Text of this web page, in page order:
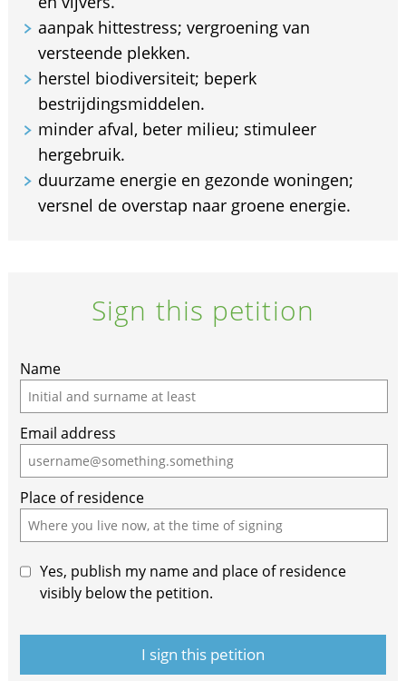
aanpak hittestress; vergroening van
versteende plekken.
herstel biodiversiteit; beperk
bestrijdingsmiddelen.
minder afval, beter milieu; stimuleer
hergebruik.
duurzame energie en gezonde woningen;
versnel de overstap naar groene energie.
Sign this petition
Name
Email address
Place of residence
Yes, publish my name and place of residence
visibly below the petition.